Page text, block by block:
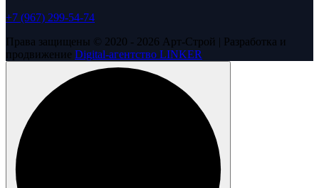
+7 (967) 299-54-74
Права защищены © 2020 - 2026 Арт-Строй | Разработка и
продвижение Digital-агентство LINKER